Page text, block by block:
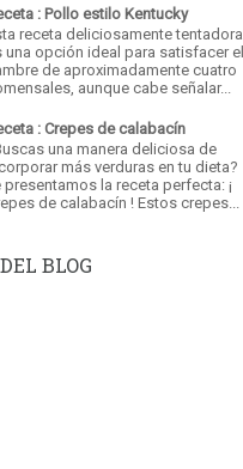
: Pollo estilo Kentucky
receta deliciosamente tentadora
una opción ideal para satisfacer el
de aproximadamente cuatro
aunque cabe señalar...
: Crepes de calabacín
una manera deliciosa de
más verduras en tu dieta?
presentamos la receta perfecta: ¡
de calabacín ! Estos crepes...
BLOG